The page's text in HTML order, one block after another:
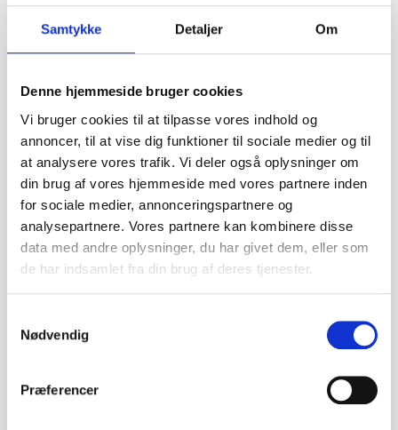
Samtykke Detaljer Om
Denne hjemmeside bruger cookies
Vi bruger cookies til at tilpasse vores indhold og
annoncer, til at vise dig funktioner til sociale medier og til
at analysere vores trafik. Vi deler også oplysninger om
din brug af vores hjemmeside med vores partnere inden
for sociale medier, annonceringspartnere og
analysepartnere. Vores partnere kan kombinere disse
data med andre oplysninger, du har givet dem, eller som
de har indsamlet fra din brug af deres tjenester.
Nødvendig
Præferencer
Maverick RC Atom AT1 1/18 4WD Electric Truck - Rød
Maverick
MV150566
599,00 DKK
498,00 DKK